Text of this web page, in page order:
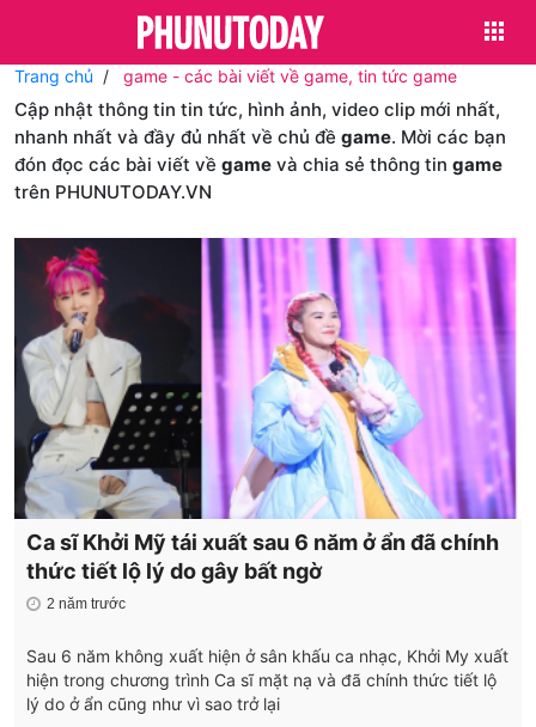
Trang chủ game - các bài viết về game, tin tức game
Cập nhật thông tin tin tức, hình ảnh, video clip mới nhất,
nhanh nhất và đầy đủ nhất về chủ đề game. Mời các bạn
đón đọc các bài viết về game và chia sẻ thông tin game
trên PHUNUTODAY.VN
Ca sĩ Khởi Mỹ tái xuất sau 6 năm ở ẩn đã chính
thức tiết lộ lý do gây bất ngờ
2 năm trước
Sau 6 năm không xuất hiện ở sân khấu ca nhạc, Khởi My xuất
hiện trong chương trình Ca sĩ mặt nạ và đã chính thức tiết lộ
lý do ở ẩn cũng như vì sao trở lại